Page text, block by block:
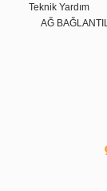
Teknik Yardım
AĞ